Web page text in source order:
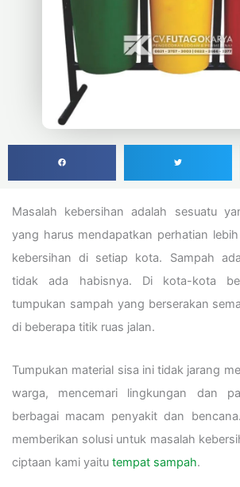
Masalah kebersihan adalah sesuatu
yang harus mendapatkan perhatian
kebersihan di setiap kota. Sampah
tidak ada habisnya. Di kota-kota
tumpukan sampah yang berserakan
di beberapa titik ruas jalan.
Tumpukan material sisa ini tidak jarang
warga, mencemari lingkungan dan
berbagai macam penyakit dan
memberikan solusi untuk masalah
ciptaan kami yaitu tempat sampah.